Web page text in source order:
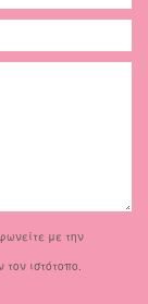
με την
ιστότοπο.